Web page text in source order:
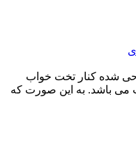
شده کنار تخت خواب
می باشد. به این صورت که